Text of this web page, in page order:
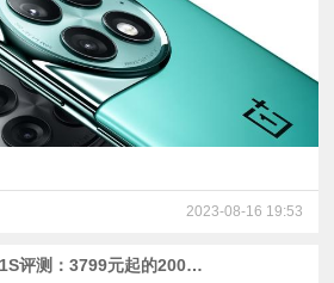
2023-08-16 19:53
Pro味标准版，iQOO 11S评测：3799元起的200W快充+IMX866+2K直屏